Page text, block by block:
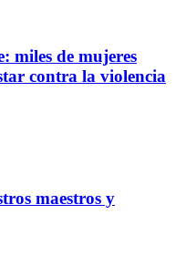
miles de mujeres
contra la violencia
maestros y